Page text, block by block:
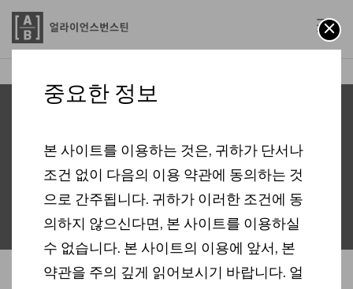
신용정보 활용
체제 공시
중요한 정보
본 사이트를 이용하는 것은, 귀하가 단서나
조건 없이 다음의 이용 약관에 동의하는 것
으로 간주됩니다. 귀하가 이러한 조건에 동
의하지 않으신다면, 본 사이트를 이용하실
수 없습니다. 본 사이트의 이용에 앞서, 본
약관을 주의 깊게 읽어보시기 바랍니다. 얼